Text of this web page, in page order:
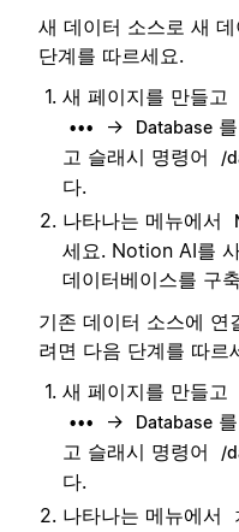
새 데이터 소스로 새
단계를 따르세요.
새 페이지를 만들고
••• → Database
고 슬래시 명령어
/
다.
나타나는 메뉴에서
세요. Notion AI를
데이터베이스를 구
기존 데이터 소스에 연
려면 다음 단계를 따르
새 페이지를 만들고
••• → Database
고 슬래시 명령어
/
다.
나타나는 메뉴에서